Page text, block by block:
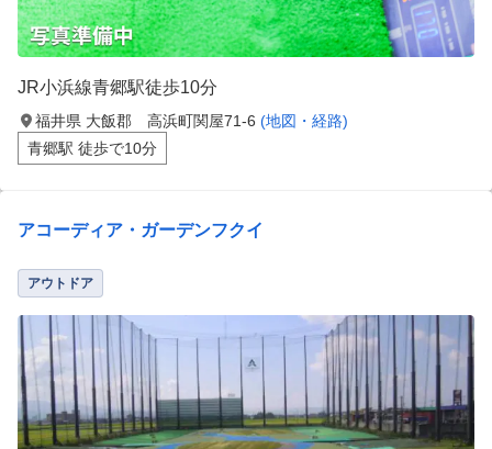
JR小浜線青郷駅徒歩10分
福井県 大飯郡 高浜町関屋71-6 (地図・経路)
青郷駅 徒歩で10分
アコーディア・ガーデンフクイ
アウトドア